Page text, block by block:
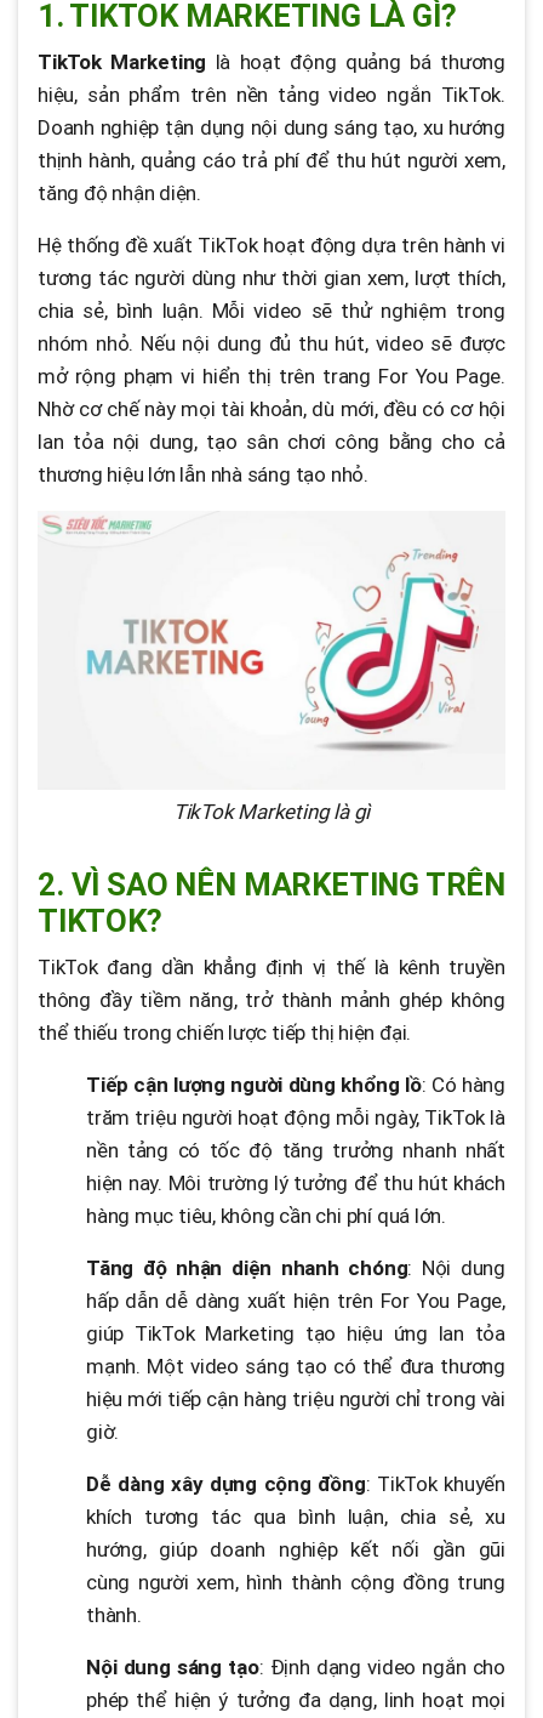
4.2. Xây dựng thông điệp concept
sáng tạo
4.3. Lên kế hoạch nội dung video ngắn
4.4. Tận dụng âm nhạc, xu hướng,
hashtag hiệu quả
TikTok Analytics
1. TIKTOK MARKETING LÀ GÌ?
TikTok Marketing là hoạt động quảng bá thương
hiệu, sản phẩm trên nền tảng video ngắn TikTok.
Doanh nghiệp tận dụng nội dung sáng tạo, xu hướng
thịnh hành, quảng cáo trả phí để thu hút người xem,
tăng độ nhận diện.
Hệ thống đề xuất TikTok hoạt động dựa trên hành vi
tương tác người dùng như thời gian xem, lượt thích,
chia sẻ, bình luận. Mỗi video sẽ thử nghiệm trong
nhóm nhỏ. Nếu nội dung đủ thu hút, video sẽ được
mở rộng phạm vi hiển thị trên trang For You Page.
Nhờ cơ chế này mọi tài khoản, dù mới, đều có cơ hội
lan tỏa nội dung, tạo sân chơi công bằng cho cả
thương hiệu lớn lẫn nhà sáng tạo nhỏ.
TikTok Marketing là gì
2. VÌ SAO NÊN MARKETING TRÊN
TIKTOK?
TikTok đang dần khẳng định vị thế là kênh truyền
thông đầy tiềm năng, trở thành mảnh ghép không
thể thiếu trong chiến lược tiếp thị hiện đại.
Tiếp cận lượng người dùng khổng lồ: Có hàng
trăm triệu người hoạt động mỗi ngày, TikTok là
nền tảng có tốc độ tăng trưởng nhanh nhất
hiện nay. Môi trường lý tưởng để thu hút khách
hàng mục tiêu, không cần chi phí quá lớn.
Tăng độ nhận diện nhanh chóng: Nội dung
hấp dẫn dễ dàng xuất hiện trên For You Page,
giúp TikTok Marketing tạo hiệu ứng lan tỏa
mạnh. Một video sáng tạo có thể đưa thương
hiệu mới tiếp cận hàng triệu người chỉ trong vài
giờ.
Dễ dàng xây dựng cộng đồng: TikTok khuyến
khích tương tác qua bình luận, chia sẻ, xu
hướng, giúp doanh nghiệp kết nối gần gũi
cùng người xem, hình thành cộng đồng trung
thành.
Nội dung sáng tạo: Định dạng video ngắn cho
phép thể hiện ý tưởng đa dạng, linh hoạt mọi